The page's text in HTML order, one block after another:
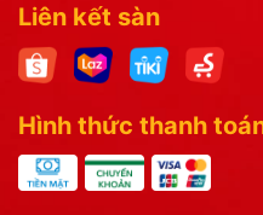
Liên kết sàn
Hình thức thanh